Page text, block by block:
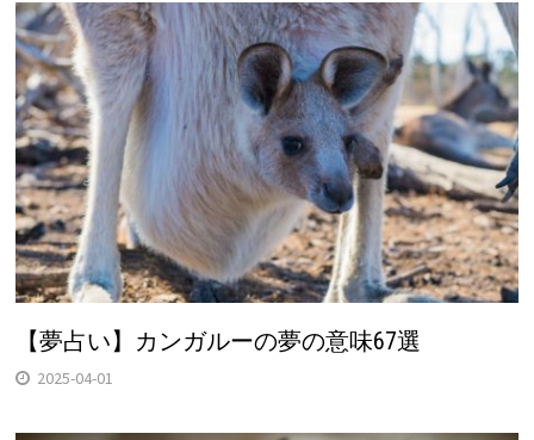
【夢占い】カンガルーの夢の意味67選
2025-04-01